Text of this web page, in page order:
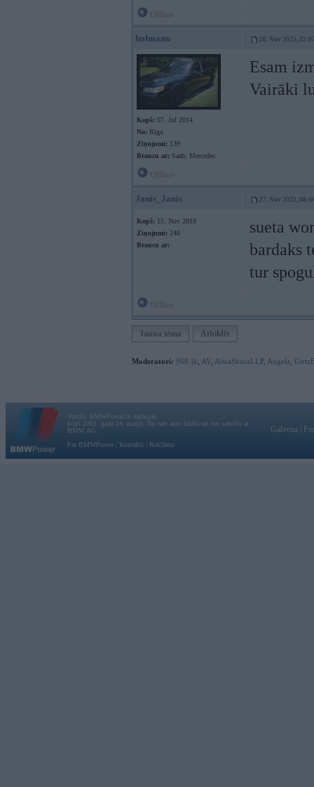
hofmann 26. Nov 2025,
Kopš: 07. Jul 2014
No: Rīga
Ziņojumi: 139
Braucu ar: Saab, Mercedes
Esam
Vairāki
Janis_Janis 27. Nov 2025,
Kopš: 15. Nov 2018
Ziņojumi: 240
Braucu ar:
sueta
bardaks
tur
Jauna tēma Atbildēt
Moderatori: 968-jk AV AiwaShuraLLP, Angelz
Vortāls BMWPower.lv darbojas
kopš 2002. gada 14. maija. Tas nav auto klubs un nav saistīts ar
BMW AG.
Par BMWPower
Kontakti Reklāma
Galvena